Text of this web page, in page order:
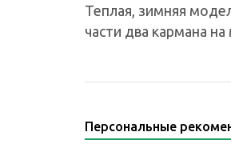
Теплая, зимняя
части два кармана
Персональные